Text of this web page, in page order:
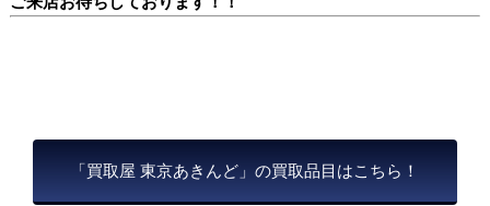
「買取屋 東京あきんど」の買取品目はこちら！